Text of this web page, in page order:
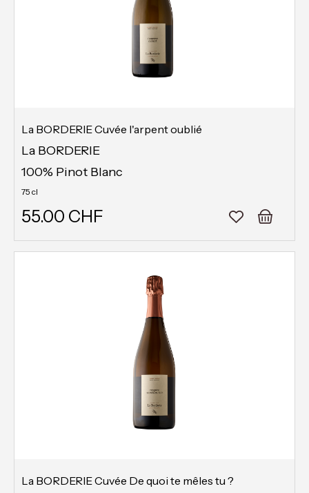
La BORDERIE Cuvée l'arpent oublié
La BORDERIE
100% Pinot Blanc
75 cl
55.00 CHF
La BORDERIE Cuvée De quoi te mêles tu ?